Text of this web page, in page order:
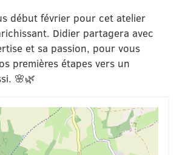
début février pour cet atelier
Didier partagera avec
et sa passion, pour vous
premières étapes vers un
🌸🌿